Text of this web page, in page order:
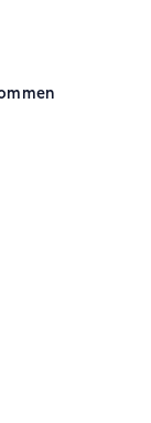
0 оценок
0 оценок